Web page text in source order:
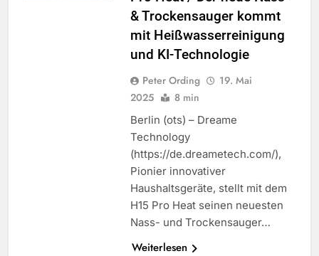
& Trockensauger kommt
mit Heißwasserreinigung
und KI-Technologie
Peter Ording
19. Mai
2025
8 min
Berlin (ots) – Dreame
Technology
(https://de.dreametech.com/),
Pionier innovativer
Haushaltsgeräte, stellt mit dem
H15 Pro Heat seinen neuesten
Nass- und Trockensauger…
Weiterlesen